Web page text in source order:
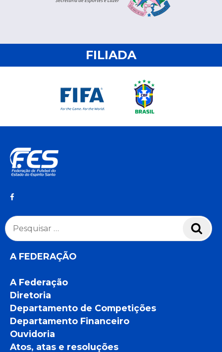
FILIADA
Pesquisar
por:
A FEDERAÇÃO
A Federação
Diretoria
Departamento de Competições
Departamento Financeiro
Ouvidoria
Atos, atas e resoluções